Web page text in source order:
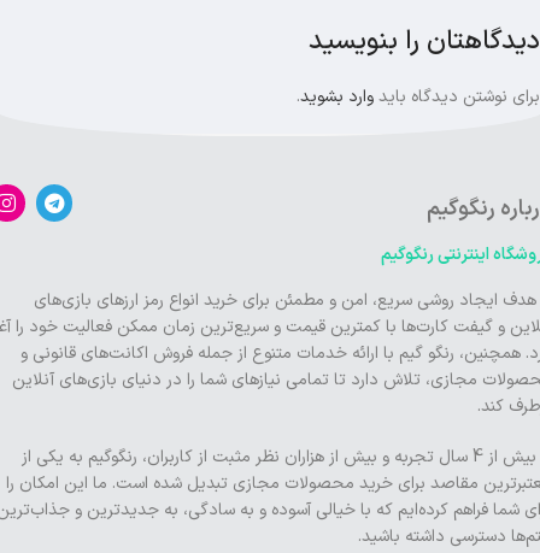
دیدگاهتان را بنویسید
برای نوشتن دیدگاه بایدوارد بشوید.
رنگوگیم
اینترنتی رنگوگیم
هدف ایجاد روشی سریع، امن و مطمئن برای خرید انواع رمز ارزهای بازی‌های
و گیفت کارت‌ها با کمترین قیمت و سریع‌ترین زمان ممکن فعالیت خود را
همچنین، رنگو گیم با ارائه خدمات متنوع از جمله فروش اکانت‌های قانونی و
مجازی، تلاش دارد تا تمامی نیازهای شما را در دنیای بازی‌های آنلاین
کند.
با بیش از 4 سال تجربه و بیش از هزاران نظر مثبت از کاربران، رنگوگیم به یکی از
مقاصد برای خرید محصولات مجازی تبدیل شده است. ما این امکان را
شما فراهم کرده‌ایم که با خیالی آسوده و به سادگی، به جدیدترین و
دسترسی داشته باشید.